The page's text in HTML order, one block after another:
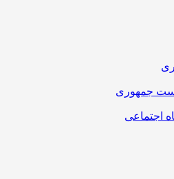
جمهوری